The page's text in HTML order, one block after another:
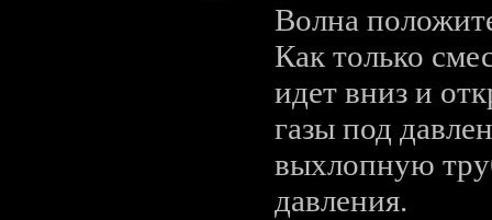
Волна
Как только
идет вниз и
газы под
выхлопную
давления.